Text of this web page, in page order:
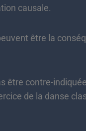
causale.
être la
contre-indiquée
de la danse